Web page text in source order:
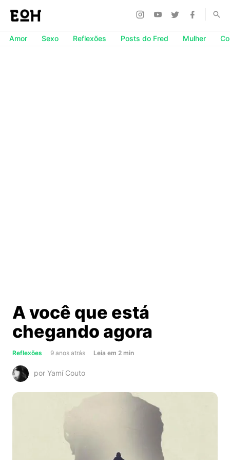
Amor Sexo Reflexões Posts do Fred Mulher
A você que está
chegando agora
Reflexões 9 anos atrás Leia about
em 2 min
por Yamí Couto